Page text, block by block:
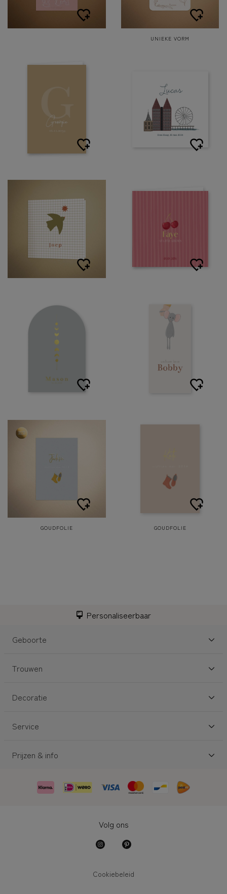
UNIEKE VORM
GOUDFOLIE GOUDFOLIE
Personaliseerbaar
Geboorte
Trouwen
Decoratie
Service
Prijzen & info
Volg ons
Cookiebeleid